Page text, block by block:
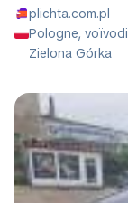
plichta.com.pl
Pologne,
Zielona Górka